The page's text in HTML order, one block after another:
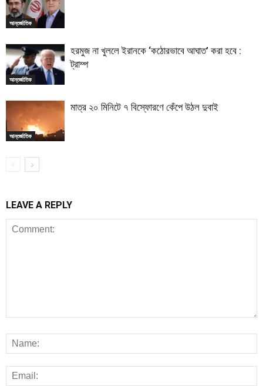
আন্তর্জাতিক
আন্তর্জাতিক
হরমুজ না খুললে ইরানকে ‘কঠোরভাবে আঘাত’ করা হবে :
ট্রাম্প
আন্তর্জাতিক
মাত্র ২০ মিনিটে ৭ বিস্ফোরণে কেঁপে উঠল দুবাই
LEAVE A REPLY